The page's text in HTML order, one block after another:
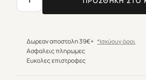
L'Oreal
Professionel
Repair
Molecular
Shampoo
Δωρεαν αποστολη 39€+ *Ισχύουν όροι
Ασφαλεις πληρωμες
Ευκολες επιστροφες